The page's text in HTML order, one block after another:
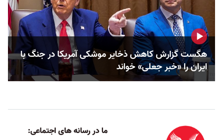
هگست گزارش کاهش ذخایر موشکی آمریکا در جنگ با
ایران را «خبر جعلی» خواند
ما در رسانه های اجتماعی: